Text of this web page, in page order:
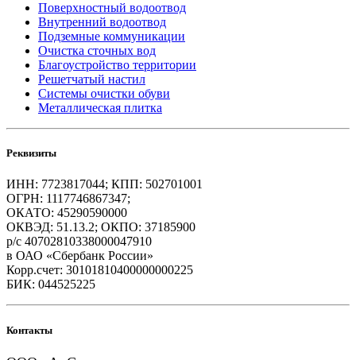
Поверхностный водоотвод
Внутренний водоотвод
Подземные коммуникации
Очистка сточных вод
Благоустройство территории
Решетчатый настил
Системы очистки обуви
Металлическая плитка
Реквизиты
ИНН: 7723817044; КПП: 502701001
ОГРН: 1117746867347;
ОКАТО: 45290590000
ОКВЭД: 51.13.2; ОКПО: 37185900
р/с 40702810338000047910
в ОАО «Сбербанк России»
Корр.счет: 30101810400000000225
БИК: 044525225
Контакты